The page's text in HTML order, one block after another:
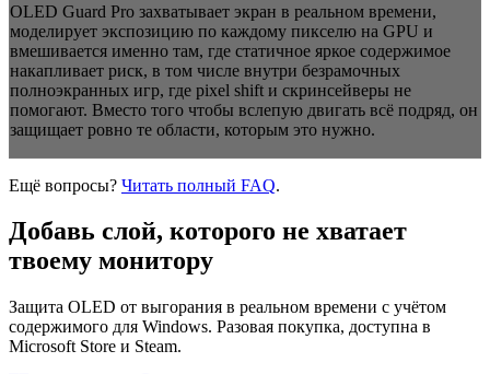
OLED Guard Pro захватывает экран в реальном времени,
моделирует экспозицию по каждому пикселю на GPU и
вмешивается именно там, где статичное яркое содержимое
накапливает риск, в том числе внутри безрамочных
полноэкранных игр, где pixel shift и скринсейверы не
помогают. Вместо того чтобы вслепую двигать всё подряд, он
защищает ровно те области, которым это нужно.
Ещё вопросы? Читать полный FAQ.
Добавь слой, которого не хватает
твоему монитору
Защита OLED от выгорания в реальном времени с учётом
содержимого для Windows. Разовая покупка, доступна в
Microsoft Store и Steam.